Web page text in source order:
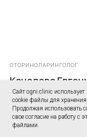
ОТОРИНОЛАРИНГОЛОГ
Качалова
Сайт ogni.clinic использует
cookie файлы для
Продолжая использовать
свое согласие на работу с
файлами.